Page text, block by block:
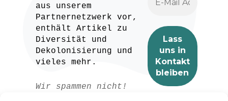
aus unserem
Partnernetzwerk vor,
enthält Artikel zu
Diversität und
Dekolonisierung und
vieles mehr.
Wir spammen nicht!